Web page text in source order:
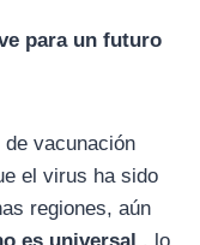
para un futuro
vacunación
el virus ha sido
regiones, aún